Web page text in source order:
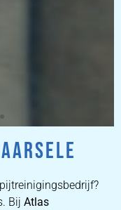
Bij Atlas